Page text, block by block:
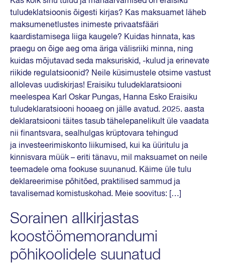
tuludeklatsioonis õigesti kirjas? Kas maksuamet läheb
maksumenetlustes inimeste privaatsfääri
kaardistamisega liiga kaugele? Kuidas hinnata, kas
praegu on õige aeg oma äriga välisriiki minna, ning
kuidas mõjutavad seda maksuriskid, -kulud ja erinevate
riikide regulatsioonid? Neile küsimustele otsime vastust
allolevas uudiskirjas! Eraisiku tuludeklaratsiooni
meelespea Karl Oskar Pungas, Hanna Esko Eraisiku
tuludeklaratsiooni hooaeg on jälle avatud. 2025. aasta
deklaratsiooni täites tasub tähelepanelikult üle vaadata
nii finantsvara, sealhulgas krüptovara tehingud
ja investeerimiskonto liikumised, kui ka üüritulu ja
kinnisvara müük – eriti tänavu, mil maksuamet on neile
teemadele oma fookuse suunanud. Käime üle tulu
deklareerimise põhitõed, praktilised sammud ja
tavalisemad komistuskohad. Meie soovitus: […]
Sorainen allkirjastas
koostöömemorandumi
põhikoolidele suunatud